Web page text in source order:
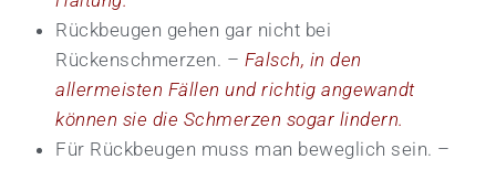
Rückbeugen gehen gar nicht bei
Rückenschmerzen. – Falsch, in den
allermeisten Fällen und richtig angewandt
können sie die Schmerzen sogar lindern.
Für Rückbeugen muss man beweglich sein. –